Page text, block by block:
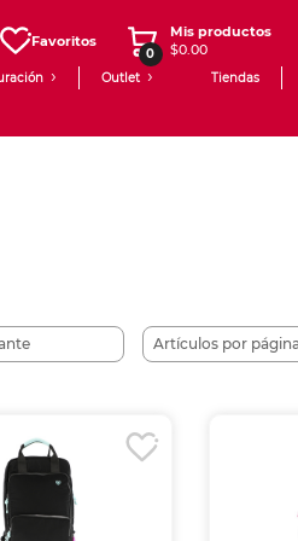
Favoritos
0
Mis productos
$0.00
Outlet Tiendas
Artículos por página